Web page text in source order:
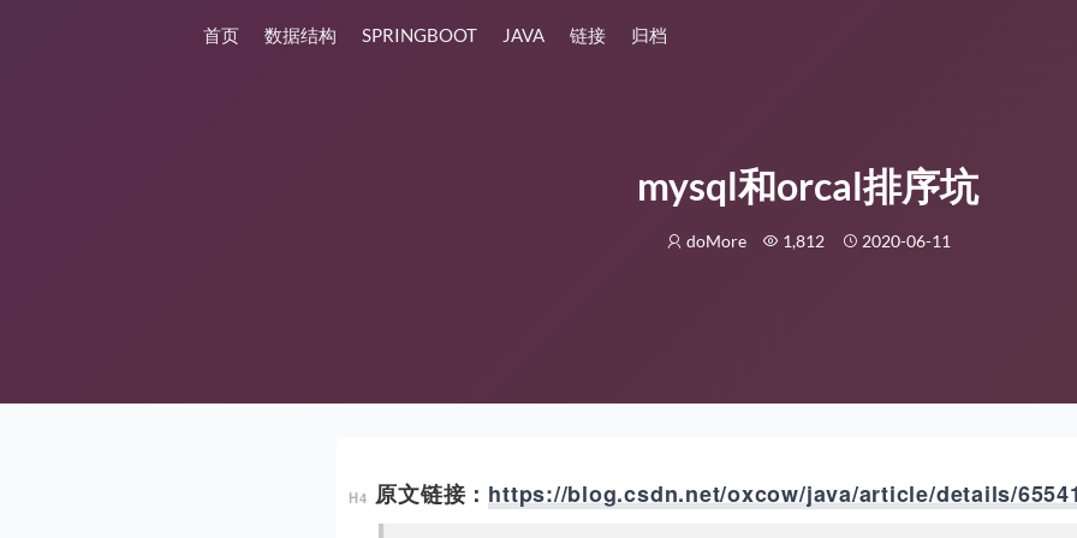
首页 数据结构 SPRINGBOOT JAVA 链接 归档
mysql和orcal排序坑
doMore 1,812 2020-06-11
原文链接： https://blog.csdn.net/oxcow/java/article/details/